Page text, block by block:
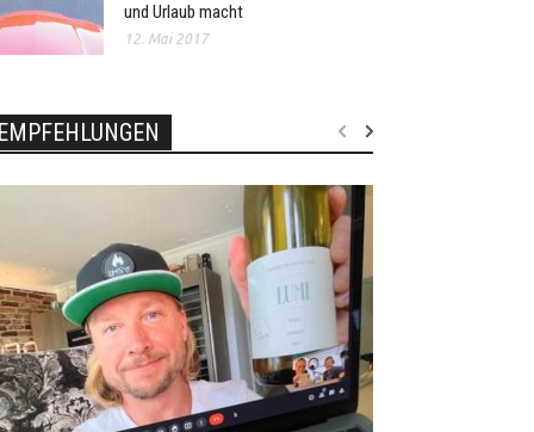
und Urlaub macht
12. Mai 2017
EMPFEHLUNGEN